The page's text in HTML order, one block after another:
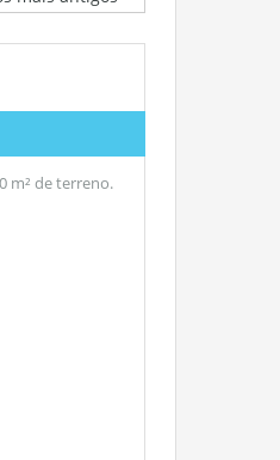
m² de terreno.